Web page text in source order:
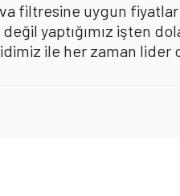
filtresine uygun
yaptığımız işten
ile her zaman lider